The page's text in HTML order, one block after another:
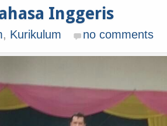
Inggeris
, Kurikulum no comments